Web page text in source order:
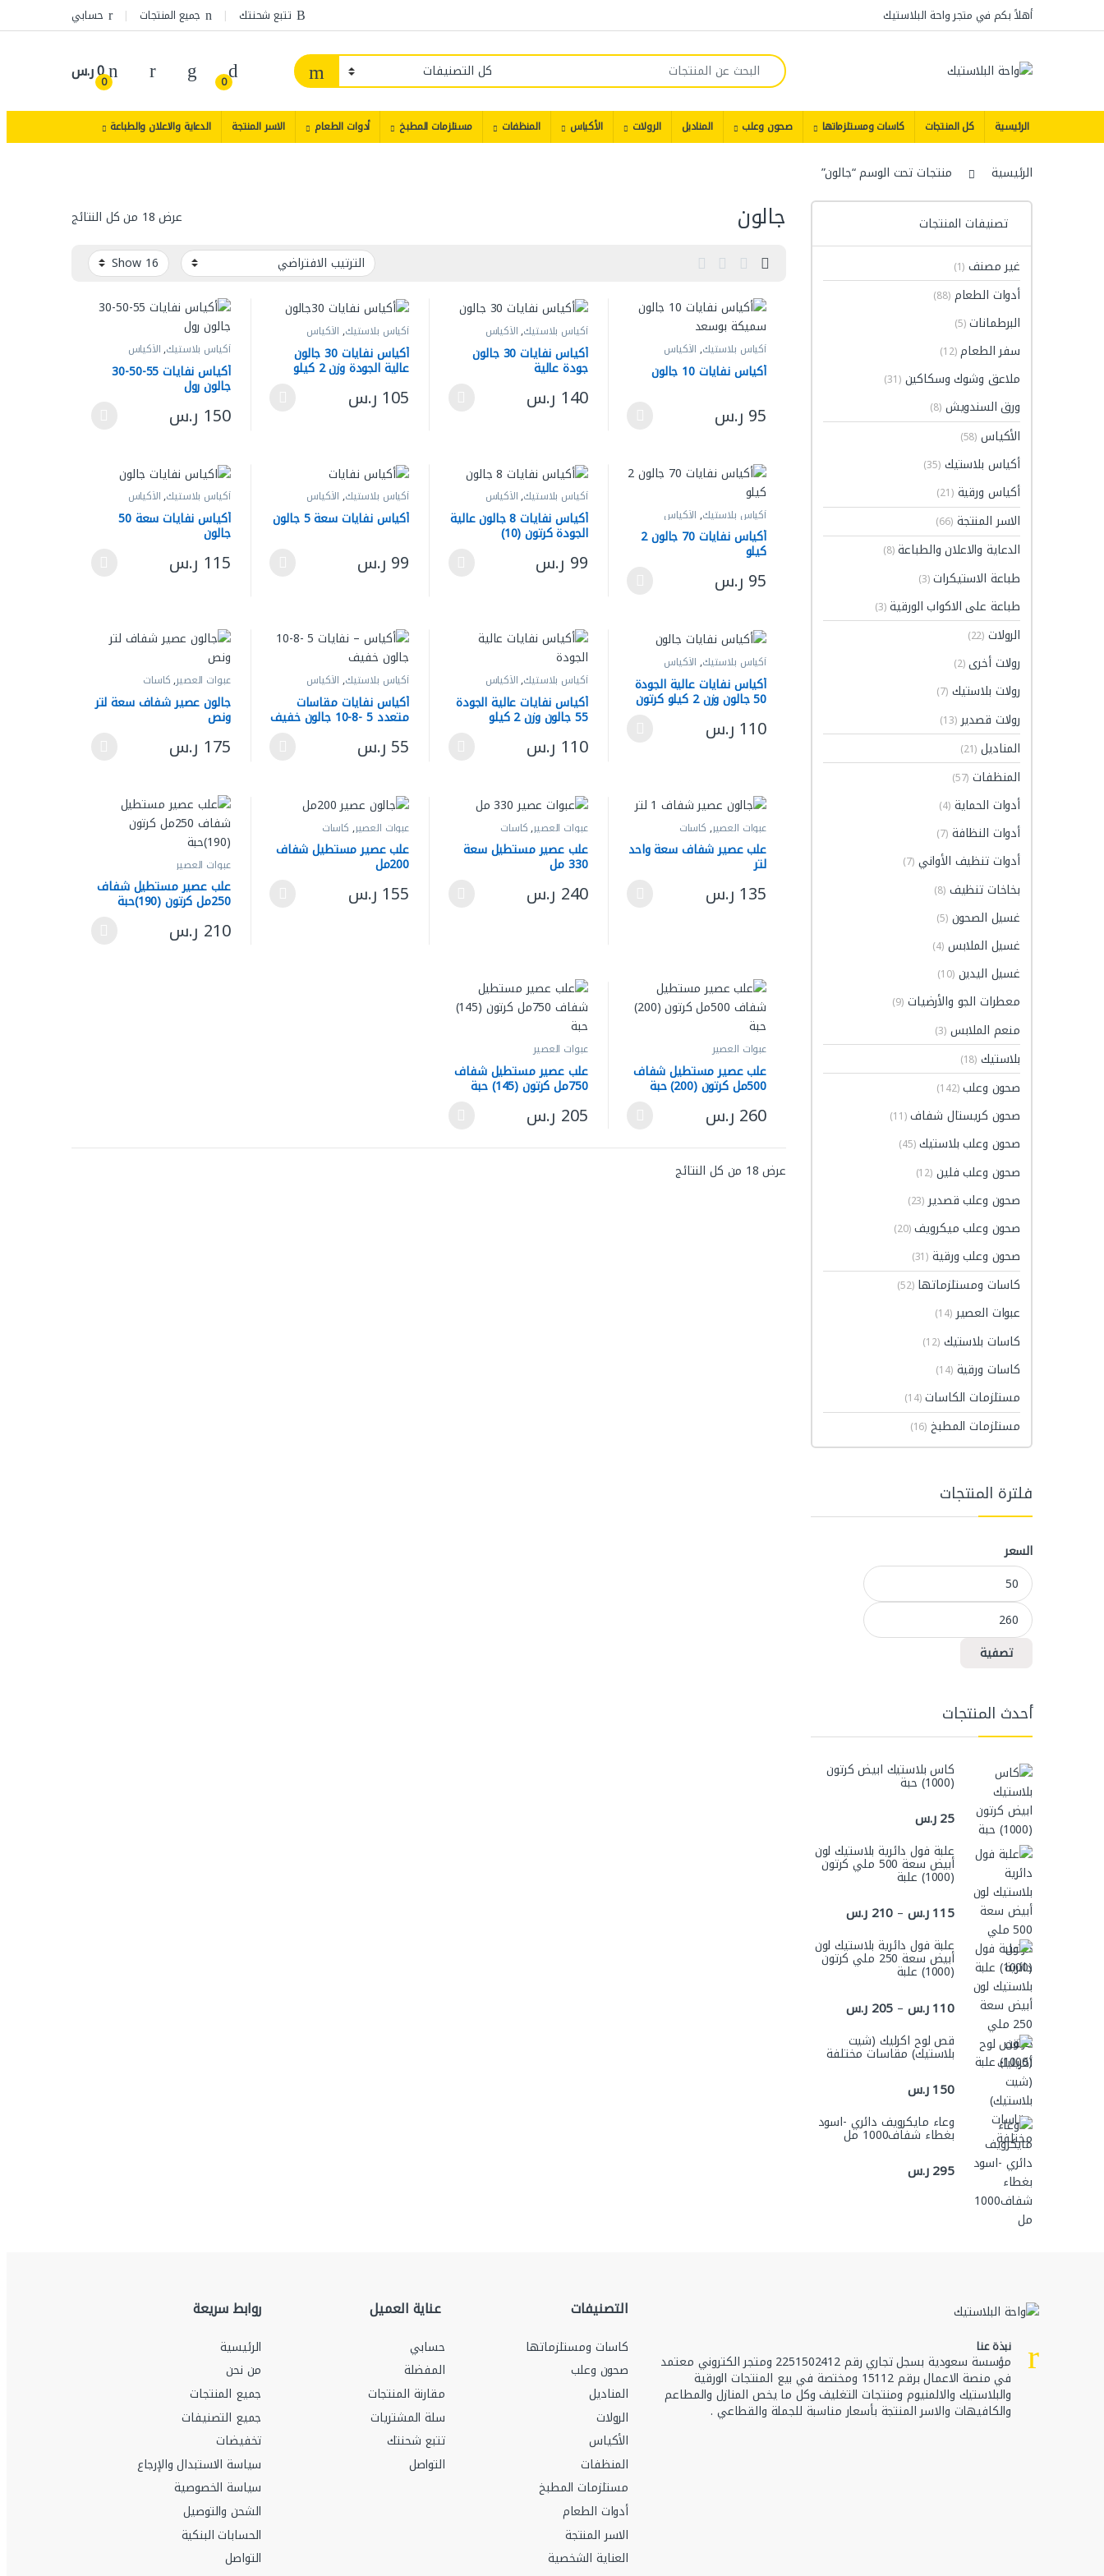
Skip to navigation
Skip to contentأهلاً بكم في متجر واحة البلاستيك تتبع شحنتك جميع المنتجات حسابي
Search for:
0
0
0ر.س
الرئيسية كل المنتجات كاسات ومستلزماتها صحون وعلب المناديل الرولات الأكياس المنظفات مستلزمات المطبخ أدوات الطعام الاسر المنتجة الدعاية والاعلان والطباعة
الرئيسية منتجات تحت الوسم “جالون”
جالون عرض ⁦18⁩ من كل النتائج
أكياس بلاستيك, الأكياس
أكياس نفايات 10 جالون
95 ر.س
هناك العديد من الأشكال المختلفة لهذا المنتج. يمكن اختيار الخيارات على صفحة المنتج
أكياس بلاستيك,الأكياس
أكياس نفايات 30 جالون
جودة عالية
140 ر.س
هناك العديد من الأشكال المختلفة لهذا المنتج. يمكن اختيار الخيارات على صفحة المنتج
أكياس بلاستيك, الأكياس
أكياس نفايات 30 جالون
عالية الجودة وزن 2 كيلو
105 ر.س
هناك العديد من الأشكال المختلفة لهذا المنتج. يمكن اختيار الخيارات على صفحة
أكياس بلاستيك,الأكياس
أكياس نفايات 55-50-30
جالون رول
150 ر.س
هناك العديد من الأشكال المختلفة لهذا
أكياس بلاستيك, الأكياس
أكياس نفايات 70 جالون 2
كيلو
95 ر.س
هناك العديد من الأشكال المختلفة لهذا المنتج. يمكن اختيار الخيارات على صفحة المنتج
أكياس بلاستيك,الأكياس
أكياس نفايات 8 جالون عالية
الجودة كرتون (10)
99 ر.س
هناك العديد من الأشكال المختلفة لهذا المنتج. يمكن اختيار الخيارات على صفحة المنتج
أكياس بلاستيك, الأكياس
أكياس نفايات سعة 5 جالون
99 ر.س
هناك العديد من الأشكال المختلفة لهذا المنتج. يمكن اختيار الخيارات على صفحة
أكياس بلاستيك,الأكياس
أكياس نفايات سعة 50
جالون
115 ر.س
هناك العديد من الأشكال المختلفة لهذا
أكياس بلاستيك, الأكياس
أكياس نفايات عالية الجودة
50 جالون وزن 2 كيلو كرتون
110 ر.س
هناك العديد من الأشكال المختلفة لهذا المنتج. يمكن اختيار الخيارات على صفحة المنتج
أكياس بلاستيك,الأكياس
أكياس نفايات عالية الجودة
55 جالون وزن 2 كيلو
110 ر.س
هناك العديد من الأشكال المختلفة لهذا المنتج. يمكن اختيار الخيارات على صفحة المنتج
أكياس بلاستيك, الأكياس
أكياس نفايات مقاسات
متعدد 5 -8-10 جالون خفيف
55 ر.س
هناك العديد من الأشكال المختلفة لهذا المنتج. يمكن اختيار الخيارات على صفحة
عبوات العصير,كاسات
ومستلزماتها
جالون عصير شفاف سعة لتر
ونص
175 ر.س
هناك العديد من الأشكال المختلفة لهذا
عبوات العصير, كاسات
ومستلزماتها
علب عصير شفاف سعة واحد
لتر
135 ر.س
هناك العديد من الأشكال المختلفة لهذا المنتج. يمكن اختيار الخيارات على صفحة المنتج
عبوات العصير,كاسات
ومستلزماتها
علب عصير مستطيل سعة
330 مل
240 ر.س
هناك العديد من الأشكال المختلفة لهذا المنتج. يمكن اختيار الخيارات على صفحة المنتج
عبوات العصير, كاسات
ومستلزماتها
علب عصير مستطيل شفاف
200مل
155 ر.س
هناك العديد من الأشكال المختلفة لهذا المنتج. يمكن اختيار الخيارات على صفحة
عبوات العصير
علب عصير مستطيل شفاف
250مل كرتون (190)حبة
210 ر.س
هناك العديد من الأشكال المختلفة لهذا
عبوات العصير
علب عصير مستطيل شفاف
500مل كرتون (200) حبة
260 ر.س
هناك العديد من الأشكال المختلفة لهذا المنتج. يمكن اختيار الخيارات على صفحة المنتج
عبوات العصير
علب عصير مستطيل شفاف
750مل كرتون (145) حبة
205 ر.س
هناك العديد من الأشكال المختلفة لهذا المنتج. يمكن اختيار الخيارات على صفحة المنتج
عرض ⁦18⁩ من كل النتائج
تصنيفات المنتجات
غير مصنف (1)
أدوات الطعام(88)
البرطمانات(5)
سفر الطعام(12)
ملاعق وشوك وسكاكين(31)
ورق السندويش(8)
الأكياس (58)
أكياس بلاستيك(35)
أكياس ورقية(21)
الاسر المنتجة(66)
الدعاية والاعلان والطباعة(8)
طباعة الاستيكرات(3)
طباعة على الاكواب الورقية(3)
الرولات (22)
رولات أخرى(2)
رولات بلاستيك(7)
رولات قصدير(13)
المناديل (21)
المنظفات (57)
أدوات الحماية(4)
أدوات النظافة(7)
أدوات تنظيف الأواني(7)
بخاخات تنظيف(8)
غسيل الصحون(5)
غسيل الملابس(4)
غسيل اليدين(10)
معطرات الجو والأرضيات (9)
منعم الملابس(3)
بلاستيك (18)
صحون وعلب(142)
صحون كريستال شفاف(11)
صحون وعلب بلاستيك(45)
صحون وعلب فلين (12)
صحون وعلب قصدير(23)
صحون وعلب ميكرويف(20)
صحون وعلب ورقية (31)
كاسات ومستلزماتها(52)
عبوات العصير(14)
كاسات بلاستيك(12)
كاسات ورقية(14)
مستلزمات الكاسات(14)
مستلزمات المطبخ (16)
فلترة المنتجات
السعر
أدنى سعر
أعلى سعر
تصفية
أحدث المنتجات
كاس بلاستيك ابيض كرتون
(1000) حبة
25 ر.س
علبة فول دائرية بلاستيك لون
أبيض سعة 500 ملي كرتون
(1000) علبة
115ر.س –
210 ر.سنطاق السعر: من ⁦115 ر.س⁩ خلال ⁦210 ر.س⁩
علبة فول دائرية بلاستيك لون
أبيض سعة 250 ملي كرتون
(1000) علبة
110ر.س –
205 ر.سنطاق السعر: من ⁦110 ر.س⁩ خلال ⁦205 ر.س⁩
قص لوح اكرليك (شيت
بلاستيك) مقاسات مختلفة
150ر.س
وعاء مايكرويف دائري -اسود
بغطاء شفاف1000 مل
295ر.س
نبذة عنا
مؤسسة سعودية بسجل تجاري رقم 2251502412 ومتجر الكتروني معتمد
في منصة الاعمال برقم 15112 ومختصة في بيع المنتجات الورقية
والبلاستيك والالمنيوم ومنتجات التغليف وكل ما يخص المنازل والمطاعم
والكافيهات والاسر المنتجة بأسعار مناسبة للجملة والقطاعي .
التصنيفات
كاسات ومستلزماتها
صحون وعلب
المناديل
الرولات
الأكياس
المنظفات
مستلزمات المطبخ
أدوات الطعام
الاسر المنتجة
العناية الشخصية
عناية العميل
حسابي
المفضلة
مقارنة المنتجات
سلة المشتريات
تتبع شحنتك
التواصل
روابط سريعة
الرئيسية
من نحن
جميع المنتجات
جميع التصنيفات
تخفيضات
سياسة الاستبدال والإرجاع
سياسة الخصوصية
الشحن والتوصيل
الحسابات البنكية
التواصل